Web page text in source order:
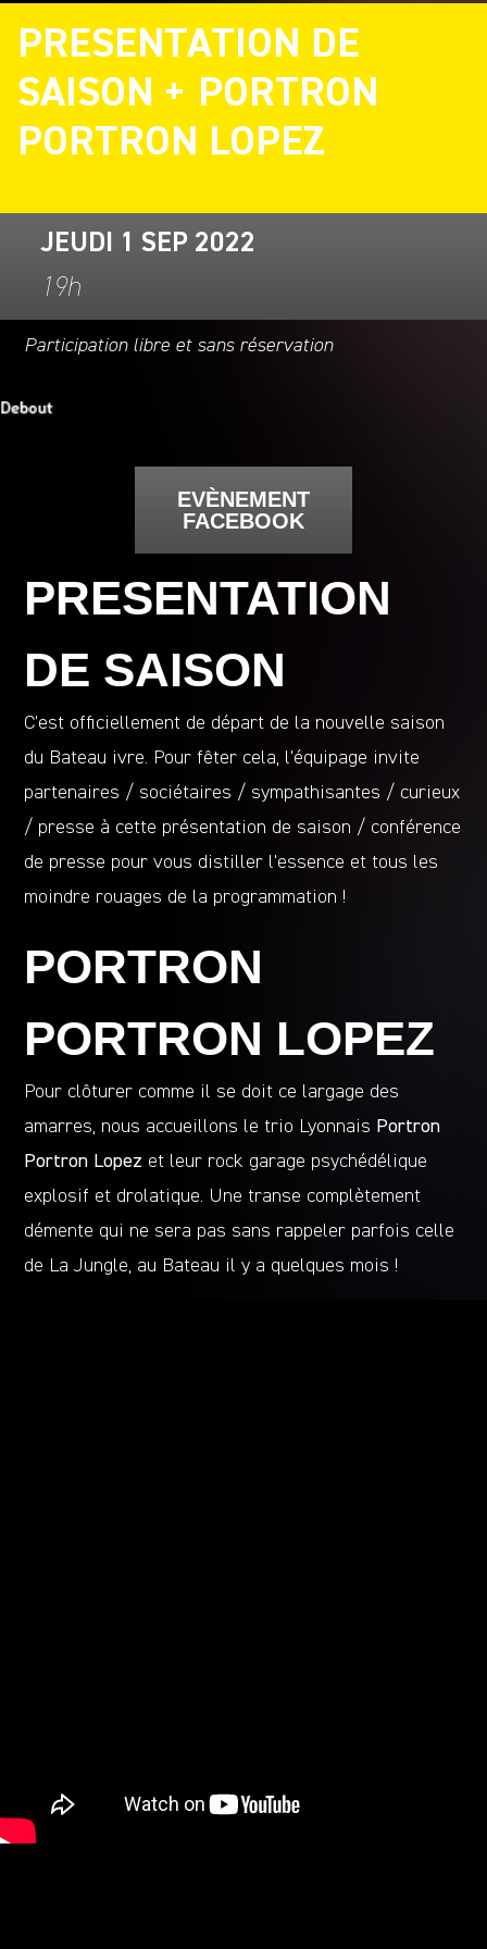
PRESENTATION DE
SAISON + PORTRON
PORTRON LOPEZ
JEUDI 1 SEP 2022
19h
Participation libre et sans réservation
EVÈNEMENT
FACEBOOK
PRESENTATION
DE SAISON
C’est officiellement de départ de la nouvelle saison
du Bateau ivre. Pour fêter cela, l’équipage invite
partenaires / sociétaires / sympathisantes / curieux
/ presse à cette présentation de saison / conférence
de presse pour vous distiller l’essence et tous les
moindre rouages de la programmation !
PORTRON
PORTRON LOPEZ
Pour clôturer comme il se doit ce largage des
amarres, nous accueillons le trio Lyonnais Portron
Portron Lopez et leur rock garage psychédélique
explosif et drolatique. Une transe complètement
démente qui ne sera pas sans rappeler parfois celle
de La Jungle, au Bateau il y a quelques mois !